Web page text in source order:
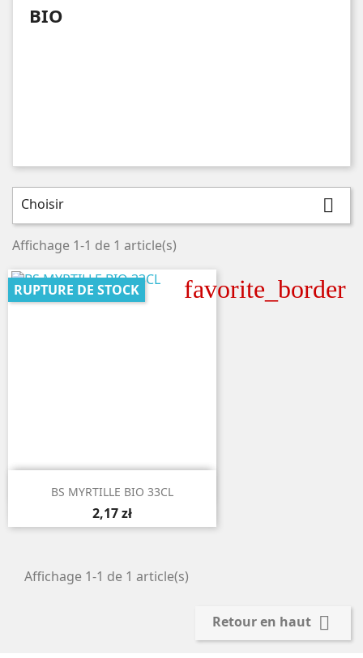
BIO
Choisir 
Affichage 1-1 de 1 article(s)
favorite_border
 Aperçu rapide
BS MYRTILLE BIO 33CL
2,17 zł
RUPTURE DE STOCK
Affichage 1-1 de 1 article(s)
Retour en haut 